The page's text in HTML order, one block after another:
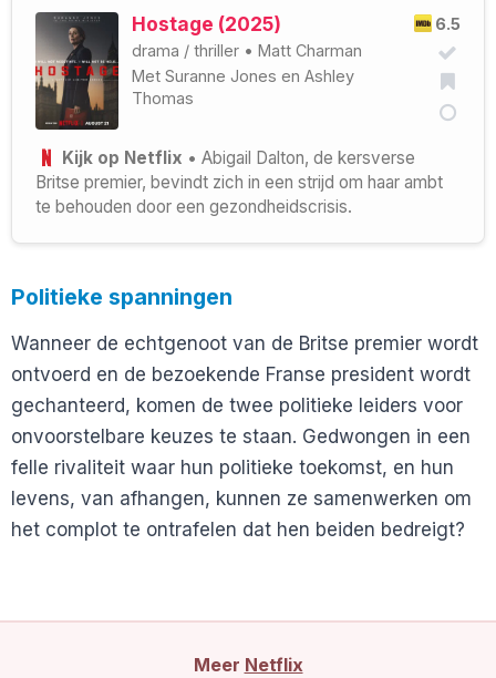
6.5
Hostage (2025)
drama / thriller • Matt Charman
Met Suranne Jones en Ashley
Thomas
Kijk op Netflix • Abigail Dalton, de kersverse
Britse premier, bevindt zich in een strijd om haar ambt
te behouden door een gezondheidscrisis.
Politieke spanningen
Wanneer de echtgenoot van de Britse premier wordt
ontvoerd en de bezoekende Franse president wordt
gechanteerd, komen de twee politieke leiders voor
onvoorstelbare keuzes te staan. Gedwongen in een
felle rivaliteit waar hun politieke toekomst, en hun
levens, van afhangen, kunnen ze samenwerken om
het complot te ontrafelen dat hen beiden bedreigt?
Meer Netflix